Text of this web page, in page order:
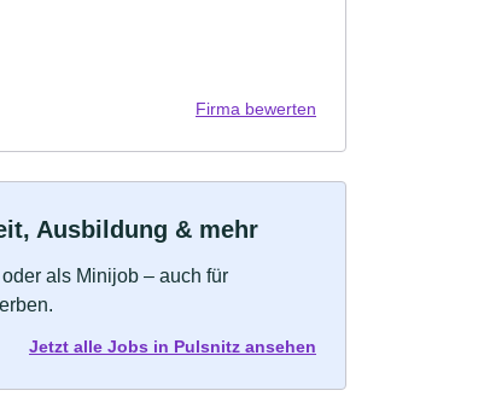
Firma bewerten
Ausbildung & mehr
als Minijob – auch für
Jetzt alle Jobs in Pulsnitz ansehen